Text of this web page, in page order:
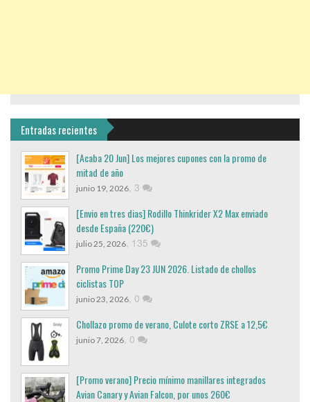
Entradas recientes
[Acaba 20 Jun] Los mejores cupones con la promo de
mitad de año
junio 19, 2026, 3
[Envio en tres dias] Rodillo Thinkrider X2 Max enviado
desde España (220€)
julio 25, 2026, 135
Promo Prime Day 23 JUN 2026. Listado de chollos
ciclistas TOP
junio 23, 2026, 0
Chollazo promo de verano, Culote corto ZRSE a 12,5€
junio 7, 2026, 0
[Promo verano] Precio mínimo manillares integrados
Avian Canary y Avian Falcon, por unos 260€